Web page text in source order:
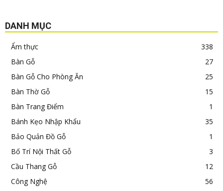
DANH MỤC
Ẩm thực
338
Bàn Gỗ
27
Bàn Gỗ Cho Phòng Ăn
25
Bàn Thờ Gỗ
15
Bàn Trang Điểm
1
Bánh Kẹo Nhập Khẩu
35
Bảo Quản Đồ Gỗ
1
Bố Trí Nội Thất Gỗ
3
Cầu Thang Gỗ
12
Công Nghệ
56